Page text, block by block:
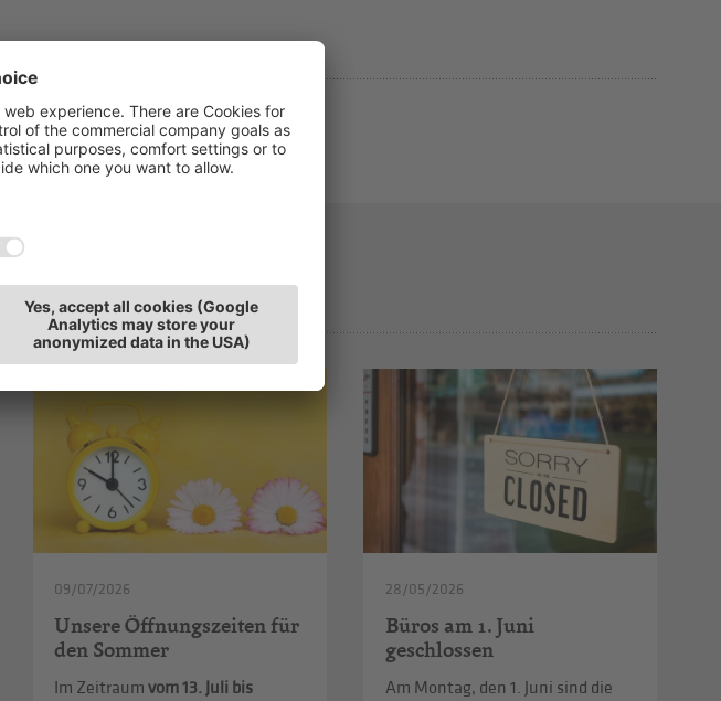
09/07/2026
Unsere Öffnungszeiten für
den Sommer
Im Zeitraumvom 13. Juli bis
28/05/2026
Büros am 1. Juni
geschlossen
Am Montag, den 1. Juni sind die